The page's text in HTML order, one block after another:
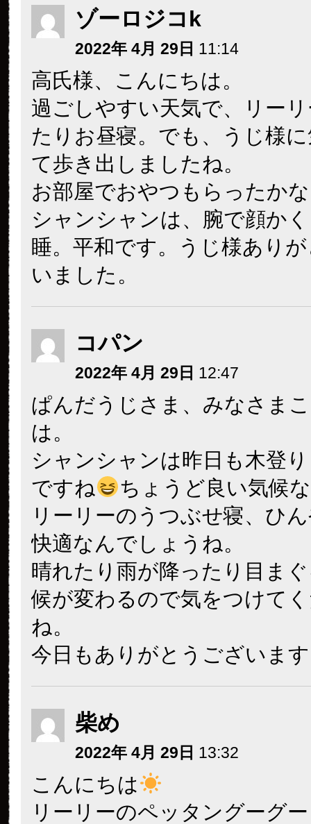
ゾーロジコk
2022年 4月 29日 11:14
高氏様、こんにちは。
過ごしやすい天気で、リー
たりお昼寝。でも、うじ様
て歩き出しましたね。
お部屋でおやつもらったか
シャンシャンは、腕で顔か
睡。平和です。うじ様あり
いました。
コパン
2022年 4月 29日 12:47
ぱんだうじさま、みなさま
は。
シャンシャンは昨日も木登
ですね
ちょうど良い気候
リーリーのうつぶせ寝、ひ
快適なんでしょうね。
晴れたり雨が降ったり目ま
候が変わるので気をつけて
ね。
今日もありがとうございます
柴め
2022年 4月 29日 13:32
こんにちは
リーリーのペッタングーグ